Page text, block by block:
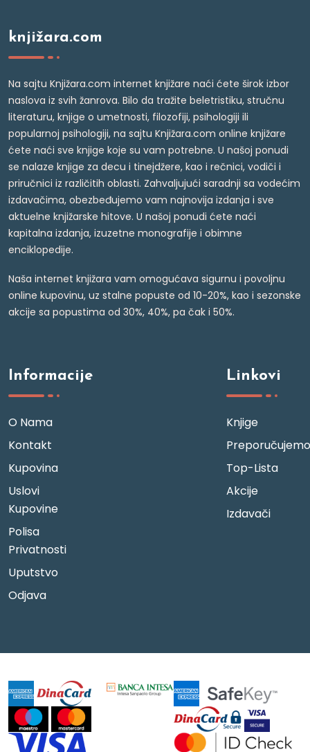
knjižara.com
Na sajtu Knjižara.com internet knjižare naći ćete širok izbor
naslova iz svih žanrova. Bilo da tražite beletristiku, stručnu
literaturu, knjige o umetnosti, filozofiji, psihologiji ili
popularnoj psihologiji, na sajtu Knjižara.com online knjižare
ćete naći sve knjige koje su vam potrebne. U našoj ponudi
se nalaze knjige za decu i tinejdžere, kao i rečnici, vodiči i
priručnici iz različitih oblasti. Zahvaljujući saradnji sa vodećim
izdavačima, obezbeđujemo vam najnovija izdanja i sve
aktuelne knjižarske hitove. U našoj ponudi ćete naći
kapitalna izdanja, izuzetne monografije i obimne
enciklopedije.
Naša internet knjižara vam omogućava sigurnu i povoljnu
online kupovinu, uz stalne popuste od 10-20%, kao i sezonske
akcije sa popustima od 30%, 40%, pa čak i 50%.
Informacije
O Nama
Kontakt
Kupovina
Uslovi
Kupovine
Polisa
Privatnosti
Uputstvo
Odjava
Linkovi
Knjige
Preporučujemo
Top-Lista
Akcije
Izdavači